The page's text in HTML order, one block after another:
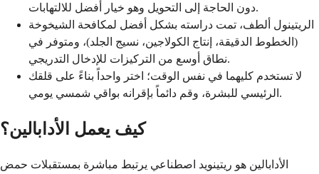
دون الحاجة إلى التحويل وهو خيار أفضل للالتهابات.
الريتينول ألطف، تمت دراسته بشكل أفضل لمكافحة الشيخوخة
(الخطوط الدقيقة، إنتاج الكولاجين، نسيج الجلد)، ومتوفر في
نطاق أوسع من التركيزات للإدخال التدريجي.
لا تستخدم كليهما في نفس الوقت؛ اختر واحداً بناءً على قلقك
الرئيسي للبشرة، وقم دائماً بإقرانه بواقي شمسي يومي.
كيف يعمل الأدابالين؟
الأدابالين هو ريتينويد اصطناعي يرتبط مباشرة بمستقبلات حمض